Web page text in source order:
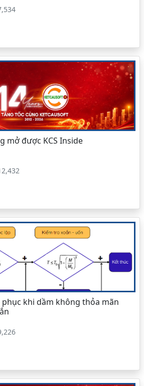
mở được KCS Inside
khi dầm không thỏa mãn